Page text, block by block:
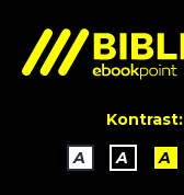
Kontrast:
A
A A